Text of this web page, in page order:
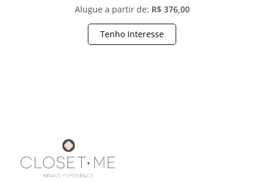
Alugue a partir de: R$ 376,00
Tenho Interesse